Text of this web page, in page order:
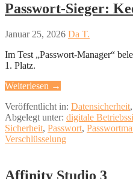
Passwort-Sieger:
Januar 25, 2026 Da T.
Im Test „Passwort-Manager“
1. Platz.
Weiterlesen →
Veröffentlicht in: Datensicherheit,
Abgelegt unter: digitale
Sicherheit, Passwort,
Verschlüsselung
Affinity Studio 3